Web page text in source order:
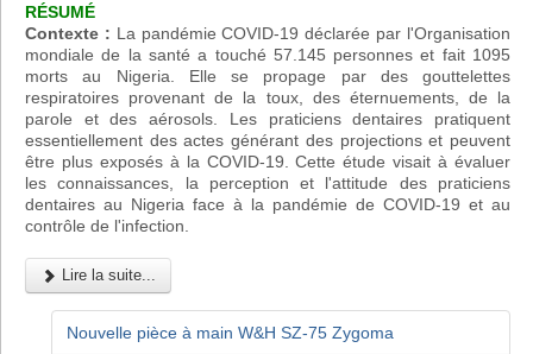
RÉSUMÉ
Contexte : La pandémie COVID-19 déclarée par l'Organisation
mondiale de la santé a touché 57.145 personnes et fait 1095
morts au Nigeria. Elle se propage par des gouttelettes
respiratoires provenant de la toux, des éternuements, de la
parole et des aérosols. Les praticiens dentaires pratiquent
essentiellement des actes générant des projections et peuvent
être plus exposés à la COVID-19. Cette étude visait à évaluer
les connaissances, la perception et l'attitude des praticiens
dentaires au Nigeria face à la pandémie de COVID-19 et au
contrôle de l'infection.
Lire la suite...
Nouvelle pièce à main W&H SZ-75 Zygoma